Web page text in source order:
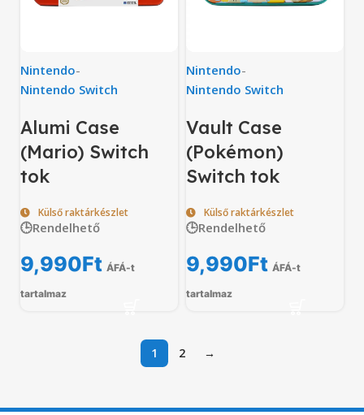
Nintendo-
Nintendo Switch
Alumi Case
(Mario) Switch
tok
Külső raktárkészlet
🕒Rendelhető
9,990Ft ÁFÁ-t
tartalmaz
Nintendo-
Nintendo Switch
Vault Case
(Pokémon)
Switch tok
Külső raktárkészlet
🕒Rendelhető
9,990Ft ÁFÁ-t
tartalmaz
1 2 →